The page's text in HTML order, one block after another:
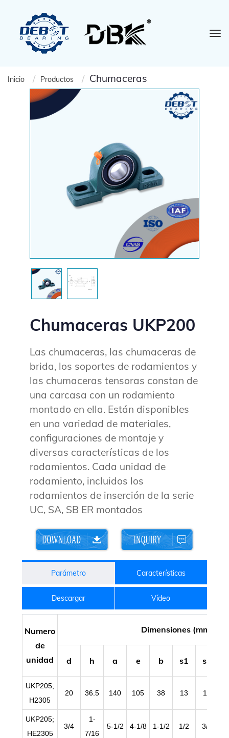
Inicio Productos Chumaceras
Chumaceras UKP200
Las chumaceras, las chumaceras de
brida, los soportes de rodamientos y
las chumaceras tensoras constan de
una carcasa con un rodamiento
montado en ella. Están disponibles
en una variedad de materiales,
configuraciones de montaje y
diversas características de los
rodamientos. Cada unidad de
rodamiento, incluidos los
rodamientos de inserción de la serie
UC, SA, SB ER montados
Parámetro Características
Descargar Vídeo
Numero
de
unidad
Dimensiones (mm/in. )
d h a e b s1 s2
UKP205;
H2305
20 36.5 140 105 38 13 19
UKP205;
HE2305
3/4
1-
7/16
5-1/2 4-1/8 1-1/2 1/2 3/4